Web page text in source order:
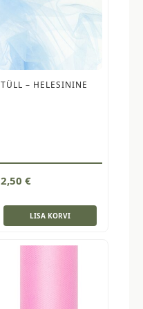
TÜLL – HELESININE
2,50 €
LISA KORVI